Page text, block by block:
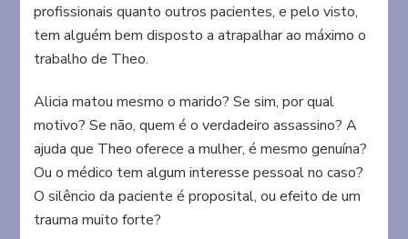
profissionais quanto outros pacientes, e pelo visto,
tem alguém bem disposto a atrapalhar ao máximo o
trabalho de Theo.
Alicia matou mesmo o marido? Se sim, por qual
motivo? Se não, quem é o verdadeiro assassino? A
ajuda que Theo oferece a mulher, é mesmo genuína?
Ou o médico tem algum interesse pessoal no caso?
O silêncio da paciente é proposital, ou efeito de um
trauma muito forte?